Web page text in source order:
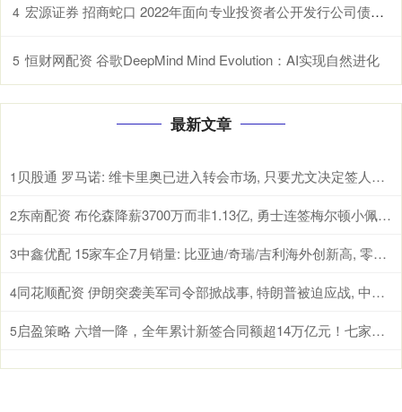
4 宏源证券 招商蛇口 2022年面向专业投资者公开发行公司债券（第三期）（品种一）2025年本息兑付暨摘牌公告
5 恒财网配资 谷歌DeepMind Mind Evolution：AI实现自然进化
最新文章
1 贝股通 罗马诺: 维卡里奥已进入转会市场, 只要尤文决定签人随时可交易
2 东南配资 布伦森降薪3700万而非1.13亿, 勇士连签梅尔顿小佩顿仅剩600万
3 中鑫优配 15家车企7月销量: 比亚迪/奇瑞/吉利海外创新高, 零跑首破10万
4 同花顺配资 伊朗突袭美军司令部掀战事, 特朗普被迫应战, 中东局势走向何方?
5 启盈策略 六增一降，全年累计新签合同额超14万亿元！七家建筑央企成绩单来了